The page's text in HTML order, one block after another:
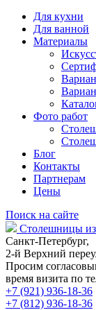
Для кухни
Для ванной
Материалы
Фото работ
Блог
Контакты
Партнерам
Цены
Поиск на сайте
Столешницы из
Санкт-Петербург,
2-й Верхний
Просим
время визита по
+7 (921) 936-18-36
+7 (812) 936-18-36